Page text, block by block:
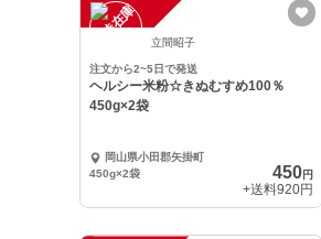
一
時
在
庫
切
れ 立間昭子
注文から2~5日で発送
ヘルシー米粉☆きぬむすめ100％
450g×2袋
岡山県小田郡矢掛町
450g×2袋
450円
+送料920円